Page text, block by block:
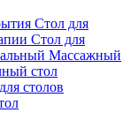
Стол для
Стол для
Массажный
стол
столов